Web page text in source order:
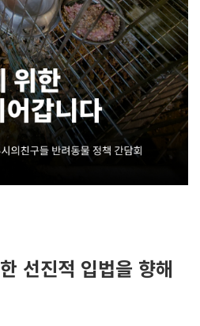
선진적 입법을 향해